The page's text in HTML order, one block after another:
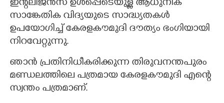
ഇന്റലിജൻസ് ഉൾപ്പെടെയുള്ള ആധുനിക
സാങ്കേതിക വിദ്യയുടെ സാദ്ധ്യതകൾ
ഉപയോഗിച്ച് കേരളകൗമുദി ദൗത്യം ഭംഗിയായി
നിറവേറ്റുന്നു.
ഞാൻ പ്രതിനിധീകരിക്കുന്ന തിരുവനന്തപുരം
മണ്ഡലത്തിലെ പത്രമായ കേരളകൗമുദി എന്റെ
സ്വന്തം പത്രമാണ്.